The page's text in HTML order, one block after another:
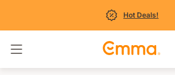
Hot Deals!
Basculer la navigation